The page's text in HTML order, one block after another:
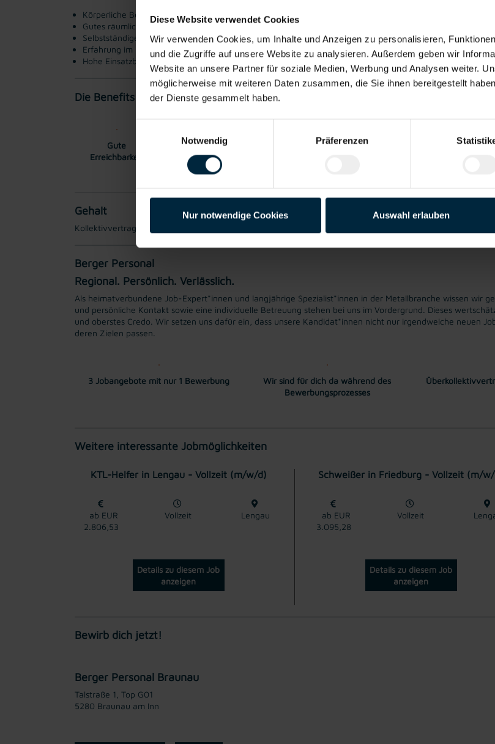
Diese Website verwendet Cookies
Wir verwenden Cookies, um Inhalte und Anzeigen zu personalisieren,
und die Zugriffe auf unsere Website zu analysieren. Außerdem geben wir
Website an unsere Partner für soziale Medien, Werbung und Analysen weiter.
möglicherweise mit weiteren Daten zusammen, die Sie ihnen bereitgestellt
der Dienste gesammelt haben.
Notwendig
Präferenzen
Nur notwendige Cookies Auswahl erlauben
Körperliche Belastbarkeit, Staplerschein sowie Schwindelfreiheit für den sicheren Einsatz im Lagerbereich
Gutes räumliches Vorstellungsvermögen und technisches Verständnis
Selbstständige, strukturierte und lösungsorientierte Arbeitsweise
Erfahrung im Umgang mit SAP oder vergleichbaren Warenwirtschaftssystemen sowie gute
Hohe Einsatzbereitschaft, Verantwortungsbewusstsein, Teamgeist und ausgeprägte
Die Benefits:
Gute
Erreichbarkeit
Gratis Parkplatz Prämienmodell
Integration ins
Gehalt
Kollektivvertragliches Mindestgehalt EUR 3095,28 brutto monatlich. Überzahlung auf Grund von
Berger Personal
Regional. Persönlich. Verlässlich.
Als heimatverbundene Job-Expert*innen und langjährige Spezialist*innen in der Metallbranche wissen wir
und persönliche Kontakt sowie eine individuelle Betreuung stehen bei uns im Vordergrund. Dieses
und oberstes Credo. Wir setzen uns dafür ein, dass unsere Kandidat*innen nicht nur irgendwelche neuen
deren Zielen passen.
3 Jobangebote mit nur 1 Bewerbung
Wir sind für dich da während des
Bewerbungsprozesses
Weitere interessante Jobmöglichkeiten
KTL-Helfer in Lengau - Vollzeit (m/w/d)
ab EUR
2.806,53
Vollzeit Lengau
Details zu diesem Job
anzeigen
Schweißer in Friedburg - Vollzeit (m/
ab EUR
3.095,28
Vollzeit
Details zu diesem Job
anzeigen
Bewirb dich jetzt!
Berger Personal Braunau
Talstraße 1, Top G01
5280 Braunau am Inn